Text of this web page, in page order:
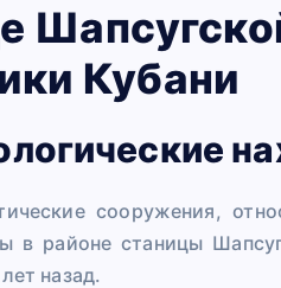
Кубани
сооружения,
в районе станицы
назад.